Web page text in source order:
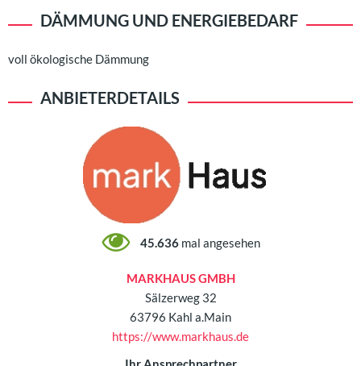
DÄMMUNG UND ENERGIEBEDARF
voll ökologische Dämmung
ANBIETERDETAILS
45.636mal angesehen
MARKHAUS GMBH
Sälzerweg 32
63796 Kahl a.Main
https://www.markhaus.de